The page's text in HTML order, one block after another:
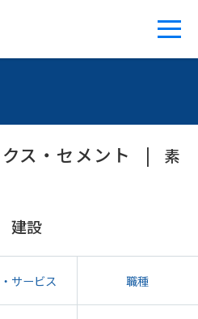
ス・セメント
素
建設
サービス 職種